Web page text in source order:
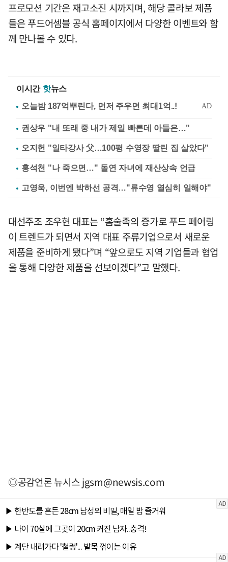
프로모션 기간은 재고소진 시까지며, 해당 콜라보 제품
들은 푸드어셈블 공식 홈페이지에서 다양한 이벤트와 함
께 만나볼 수 있다.
이시간 핫뉴스
권상우 "내 또래 중 내가 제일 빠른데 아들은…"
오지헌 "일타강사 父…100평 수영장 딸린 집 살았다"
홍석천 "나 죽으면…" 돌연 자녀에 재산상속 언급
고영욱, 이번엔 박하선 공격…"류수영 열심히 일해야"
대선주조 조우현 대표는 “홈술족의 증가로 푸드 페어링
이 트렌드가 되면서 지역 대표 주류기업으로서 새로운
제품을 준비하게 됐다”며 “앞으로도 지역 기업들과 협업
을 통해 다양한 제품을 선보이겠다”고 말했다.
◎공감언론 뉴시스jgsm@newsis.com